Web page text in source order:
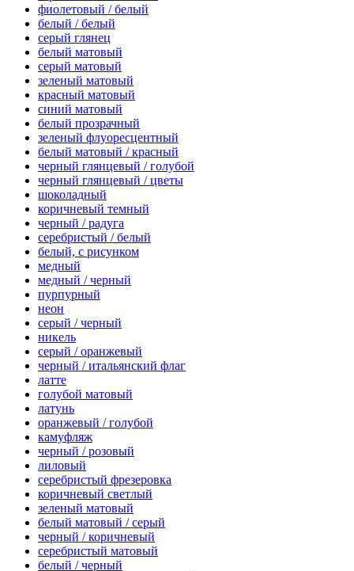
фиолетовый / белый
белый / белый
серый глянец
белый матовый
серый матовый
зеленый матовый
красный матовый
синий матовый
белый прозрачный
зеленый флуоресцентный
белый матовый / красный
черный глянцевый / голубой
черный глянцевый / цветы
шоколадный
коричневый темный
черный / радуга
серебристый / белый
белый, с рисунком
медный
медный / черный
пурпурный
неон
серый / черный
никель
серый / оранжевый
черный / итальянский флаг
латте
голубой матовый
латунь
оранжевый / голубой
камуфляж
черный / розовый
лиловый
серебристый фрезеровка
коричневый светлый
зеленый матовый
белый матовый / серый
черный / коричневый
серебристый матовый
белый / черный